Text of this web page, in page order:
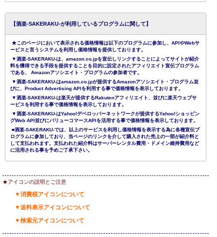
【酒楽-SAKERAKU-が利用しているプログラムに関して】
★このページにおいて表示される価格情報は以下のプログラムに参加し、APIやWebサ
ービスと言うシステムを利用し価格情報を提供しております。
▼酒楽-SAKERAKU-は、amazon.co.jpを宣伝しリンクすることによってサイトが紹介
料を獲得できる手段を提供することを目的に設定されたアフィリエイト宣伝プログラム
である、 Amazonアソシエイト・プログラムの参加者です。
▼酒楽-SAKERAKU-はamazon.co.jpが提供するAmazonアソシエイト・プログラム並
びに、Product Advertising APIを利用する事で価格情報を表示しております。
▼酒楽-SAKERAKU-は楽天が提供するRakutenアフィリエイト、並びに楽天ウェブサ
ービスを利用する事で価格情報を表示しております。
▼酒楽-SAKERAKU-はYahoo!デベロッパーネットワークが提供するYahoo!ショッピン
グWeb API並びにバリューコマースAPIを活用する事で価格情報を表示しております。
■酒楽-SAKERAKU-では、以上のサービスを利用し価格情報を表示する為に各種宣伝プ
ログラムに参加しており、当ページのリンクを介して購入された売上の一部が紹介料と
して支払われます。支払われた紹介料はサーバーレンタル費用・ドメイン維持費用など
に活用される事を予めご了承下さい。
★アイコンの説明とご注意
▼消費税アイコンについて
▼送料表示アイコンについて
▼検索元アイコンについて